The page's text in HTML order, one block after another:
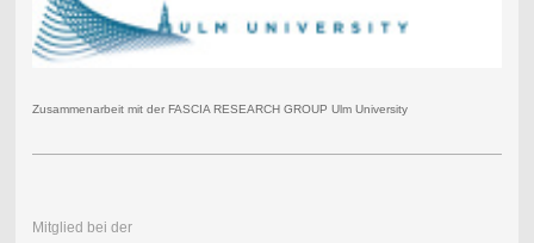
Zusammenarbeit mit der FASCIA RESEARCH GROUP Ulm University
Mitglied bei der